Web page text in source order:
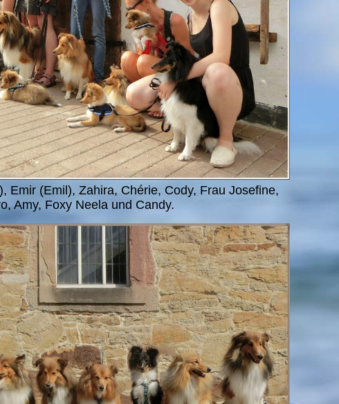
Emir (Emil), Zahira, Chérie, Cody, Frau Josefine,
Amy, Foxy Neela und Candy.